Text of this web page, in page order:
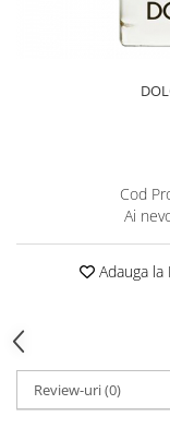
Cod
Ai
Adauga la
Review-uri(0)